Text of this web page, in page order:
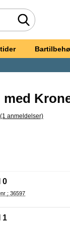
Foretag
med
til alle anmeldelser
(1 anmeldelser)
af en ny
0
Varenr : 36597
1